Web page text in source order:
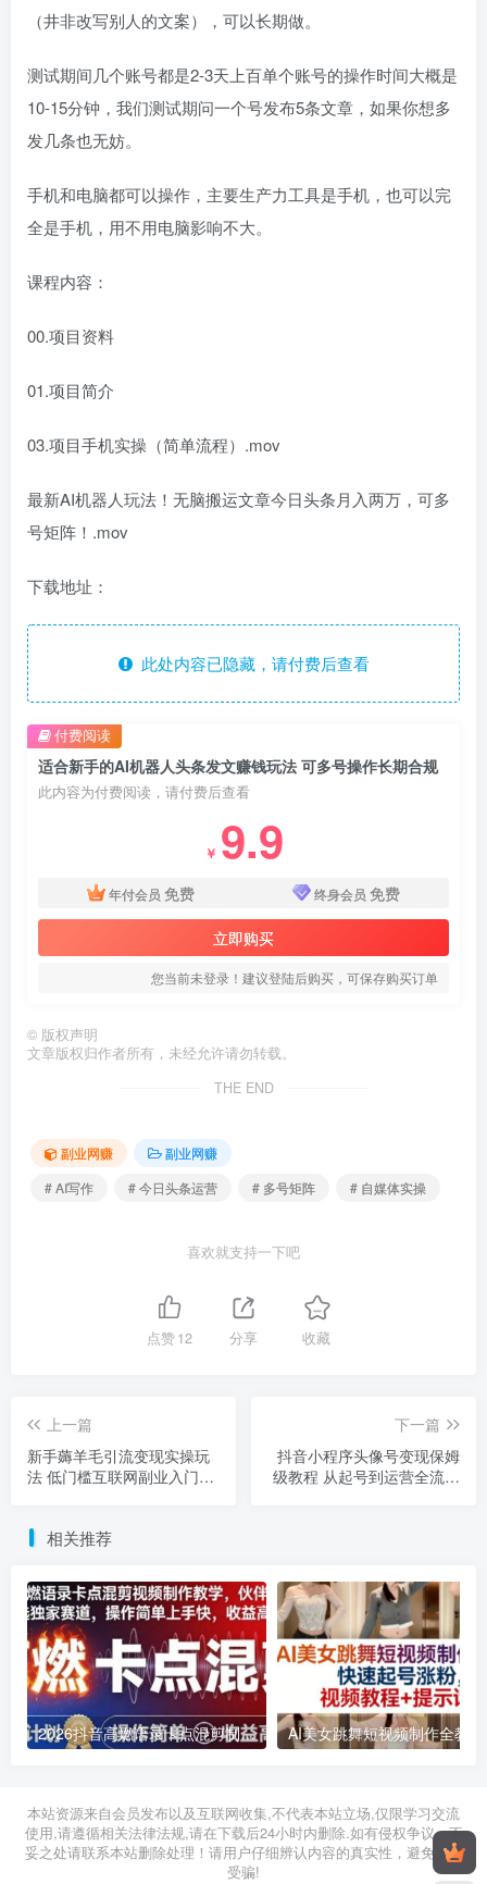
（井非改写别人的文案），可以长期做。
测试期间几个账号都是2-3天上百单个账号的操作时间大概是
10-15分钟，我们测试期问一个号发布5条文章，如果你想多
发几条也无妨。
手机和电脑都可以操作，主要生产力工具是手机，也可以完
全是手机，用不用电脑影响不大。
课程内容：
00.项目资料
01.项目简介
03.项目手机实操（简单流程）.mov
最新AI机器人玩法！无脑搬运文章今日头条月入两万，可多
号矩阵！.mov
下载地址：
此处内容已隐藏，请付费后查看
适合新手的AI机器人头条发文赚钱玩法 可多号操作长期合规
此内容为付费阅读，请付费后查看
￥ 9.9
年付会员 免费 终身会员 免费
立即购买
您当前未登录！建议登陆后购买，可保存购买订单
付费阅读
© 版权声明
文章版权归作者所有，未经允许请勿转载。
THE END
副业网赚
副业网赚
# AI写作
# 今日头条运营 # 多号矩阵 # 自媒体实操
喜欢就支持一下吧
点赞12 分享 收藏
上一篇
新手薅羊毛引流变现实操玩
法 低门槛互联网副业入门指
下一篇
抖音小程序头像号变现保姆
级教程 从起号到运营全流程
相关推荐
2026抖音高燃语录卡点混剪制作教学 伙伴计划低门槛增收教程
2026年03月11日 2026年03月28日
本站资源来自会员发布以及互联网收集,不代表本站立场,仅限学习交流
使用,请遵循相关法律法规,请在下载后24小时内删除.如有侵权争议、不
妥之处请联系本站删除处理！请用户仔细辨认内容的真实性，避免上当
受骗!